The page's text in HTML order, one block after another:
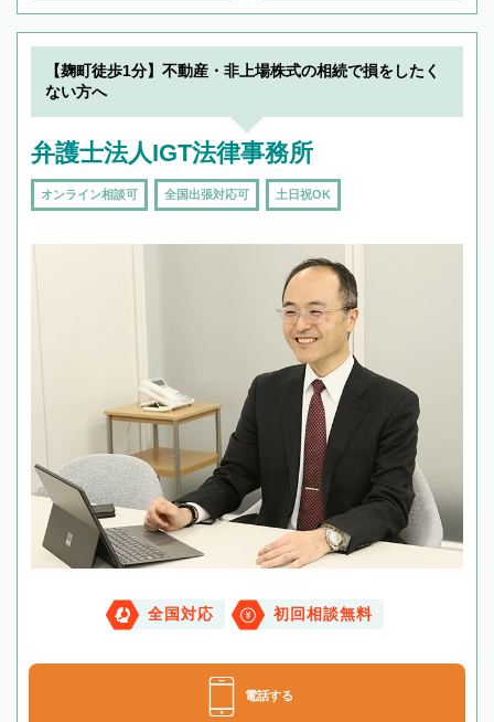
【麹町徒歩1分】不動産・非上場株式の相続で損をしたく
ない方へ
弁護士法人IGT法律事務所
オンライン相談可 全国出張対応可 土日祝OK
全国対応 初回相談無料
電話する